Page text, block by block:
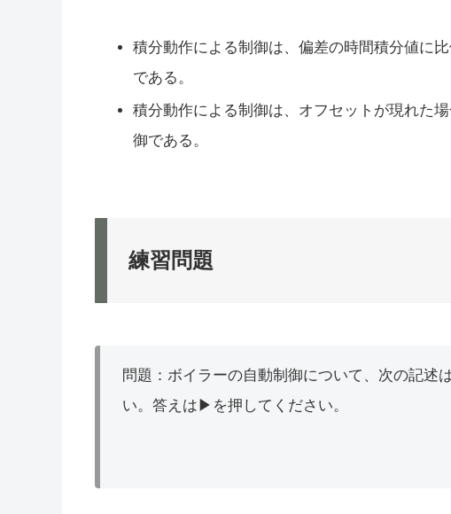
積分動作による制御は、偏差の時間積分値に
である。
積分動作による制御は、オフセットが現れた
御である。
練習問題
問題：ボイラーの自動制御について、次の記述
い。答えは▶を押してください。